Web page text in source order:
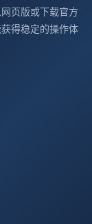
页版或下载官方
得稳定的操作体